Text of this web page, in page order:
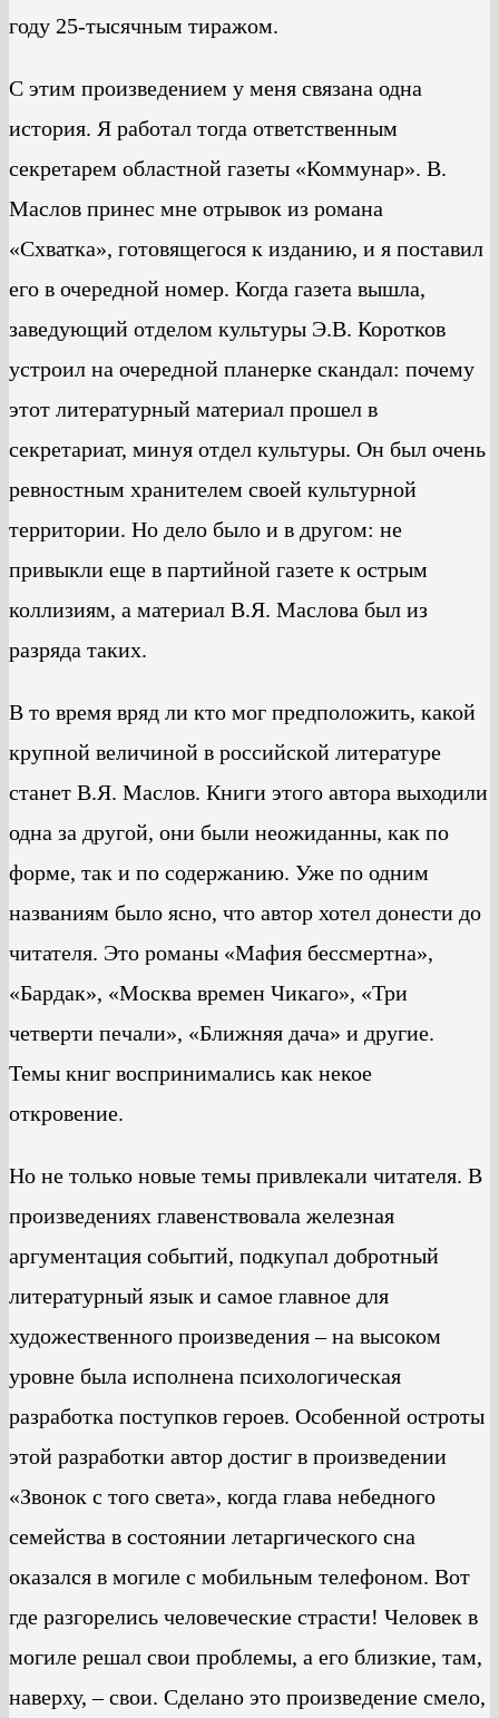
году 25-тысячным тиражом.
С этим произведением у меня связана одна
история. Я работал тогда ответственным
секретарем областной газеты «Коммунар». В.
Маслов принес мне отрывок из романа
«Схватка», готовящегося к изданию, и я поставил
его в очередной номер. Когда газета вышла,
заведующий отделом культуры Э.В. Коротков
устроил на очередной планерке скандал: почему
этот литературный материал прошел в
секретариат, минуя отдел культуры. Он был очень
ревностным хранителем своей культурной
территории. Но дело было и в другом: не
привыкли еще в партийной газете к острым
коллизиям, а материал В.Я. Маслова был из
разряда таких.
В то время вряд ли кто мог предположить, какой
крупной величиной в российской литературе
станет В.Я. Маслов. Книги этого автора выходили
одна за другой, они были неожиданны, как по
форме, так и по содержанию. Уже по одним
названиям было ясно, что автор хотел донести до
читателя. Это романы «Мафия бессмертна»,
«Бардак», «Москва времен Чикаго», «Три
четверти печали», «Ближняя дача» и другие.
Темы книг воспринимались как некое
откровение.
Но не только новые темы привлекали читателя. В
произведениях главенствовала железная
аргументация событий, подкупал добротный
литературный язык и самое главное для
художественного произведения – на высоком
уровне была исполнена психологическая
разработка поступков героев. Особенной остроты
этой разработки автор достиг в произведении
«Звонок с того света», когда глава небедного
семейства в состоянии летаргического сна
оказался в могиле с мобильным телефоном. Вот
где разгорелись человеческие страсти! Человек в
могиле решал свои проблемы, а его близкие, там,
наверху, – свои. Сделано это произведение смело,